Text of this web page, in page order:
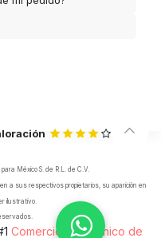
México S. de R.L. de C.V.
a sus respectivos propietarios, su aparición en
ilustrativo.
Comercio electrónico de